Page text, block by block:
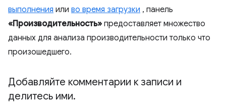
выполнения или во время загрузки , панель
«Производительность» предоставляет множество
данных для анализа производительности только что
произошедшего.
Добавляйте комментарии к записи и
делитесь ими.